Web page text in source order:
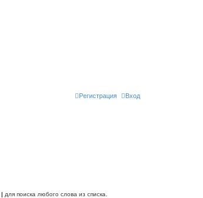
Вход
Регистрация
| для поиска любого слова из списка.